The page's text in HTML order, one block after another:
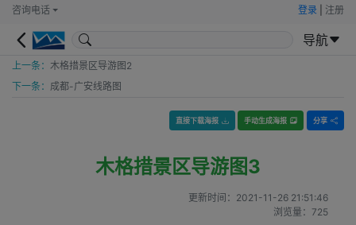
咨询电话 登录 注册
导航
上一条： 木格措景区导游图2
下一条： 成都-广安线路图
直接下载海报 手动生成海报 分享
木格措景区导游图3
更新时间： 2021-11-26 21:51:46
浏览量： 725